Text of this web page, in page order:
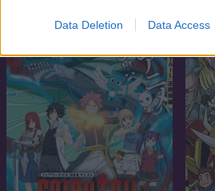
Data Deletion Data Access